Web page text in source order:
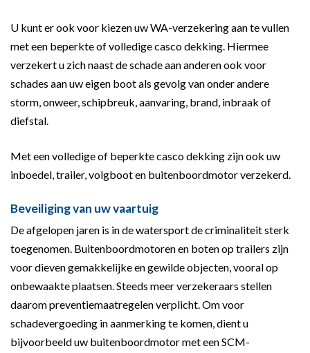
U kunt er ook voor kiezen uw WA-verzekering aan te vullen
met een beperkte of volledige casco dekking. Hiermee
verzekert u zich naast de schade aan anderen ook voor
schades aan uw eigen boot als gevolg van onder andere
storm, onweer, schipbreuk, aanvaring, brand, inbraak of
diefstal.
Met een volledige of beperkte casco dekking zijn ook uw
inboedel, trailer, volgboot en buitenboordmotor verzekerd.
Beveiliging van uw vaartuig
De afgelopen jaren is in de watersport de criminaliteit sterk
toegenomen. Buitenboordmotoren en boten op trailers zijn
voor dieven gemakkelijke en gewilde objecten, vooral op
onbewaakte plaatsen. Steeds meer verzekeraars stellen
daarom preventiemaatregelen verplicht. Om voor
schadevergoeding in aanmerking te komen, dient u
bijvoorbeeld uw buitenboordmotor met een SCM-